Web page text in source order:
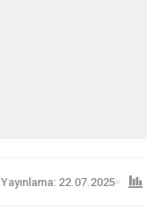
Yayınlama: 22.07.2025